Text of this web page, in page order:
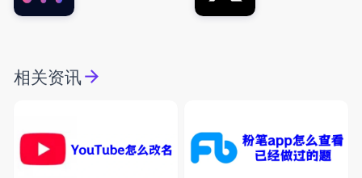
相关资讯